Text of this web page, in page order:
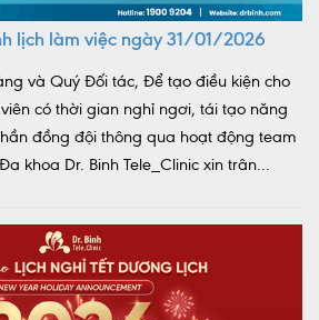
lịch làm việc ngày 31/01/2026
và Quý Đối tác, Để tạo điều kiện cho
có thời gian nghỉ ngơi, tái tạo năng
đồng đội thông qua hoạt động team
khoa Dr. Binh Tele_Clinic xin trân...